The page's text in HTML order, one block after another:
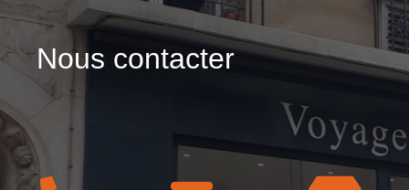
Nous contacter